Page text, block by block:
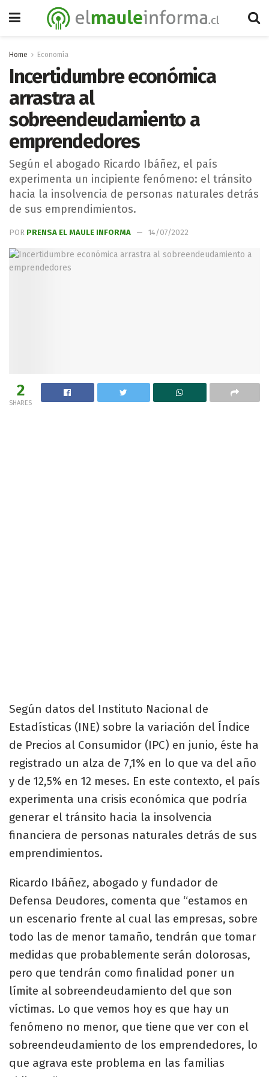
Home Economía
Incertidumbre económica
arrastra al
sobreendeudamiento a
emprendedores
Según el abogado Ricardo Ibáñez, el país
experimenta un incipiente fenómeno: el tránsito
hacia la insolvencia de personas naturales detrás
de sus emprendimientos.
POR PRENSA EL MAULE INFORMA 14/07/2022
2
SHARES
Según datos del Instituto Nacional de
Estadísticas (INE) sobre la variación del Índice
de Precios al Consumidor (IPC) en junio, éste ha
registrado un alza de 7,1% en lo que va del año
y de 12,5% en 12 meses. En este contexto, el país
experimenta una crisis económica que podría
generar el tránsito hacia la insolvencia
financiera de personas naturales detrás de sus
emprendimientos.
Ricardo Ibáñez, abogado y fundador de
Defensa Deudores, comenta que “estamos en
un escenario frente al cual las empresas, sobre
todo las de menor tamaño, tendrán que tomar
medidas que probablemente serán dolorosas,
pero que tendrán como finalidad poner un
límite al sobreendeudamiento del que son
víctimas. Lo que vemos hoy es que hay un
fenómeno no menor, que tiene que ver con el
sobreendeudamiento de los emprendedores, lo
que agrava este problema en las familias